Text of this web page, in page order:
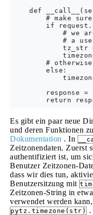
def
# make
if
# we
# a
tz_str
#
        else:
response =
Es gibt ein paar neue
und deren Funktionen
Dokumentation . In
Zeitzonendaten. Zuerst
authentifiziert ist, um
Benutzer Zeitzonen-
dass wir dies tun,
Benutzersitzung mit
Zeitzonen-String in
verwendet werden
pytz.timezone(str)
.